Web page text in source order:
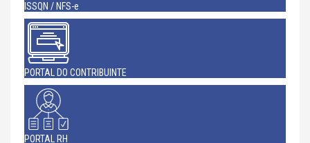
ISSQN / NFS-e
PORTAL DO CONTRIBUINTE
PORTAL RH